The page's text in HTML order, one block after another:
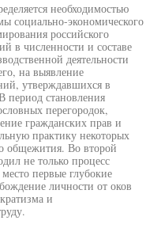
необходимостью
социально-экономического
российского
в численности и составе
деятельности
на выявление
утверждавшихся в
период становления
перегородок,
гражданских прав и
практику некоторых
общежития. Во второй
не только процесс
первые глубокие
личности от оков
и